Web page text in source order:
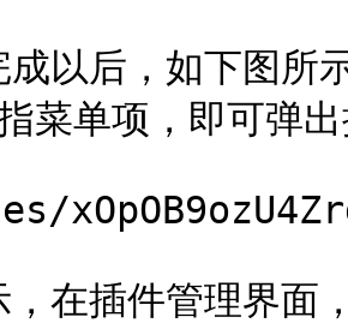
以后，如下图所
菜单项，即可弹
在插件管理界面